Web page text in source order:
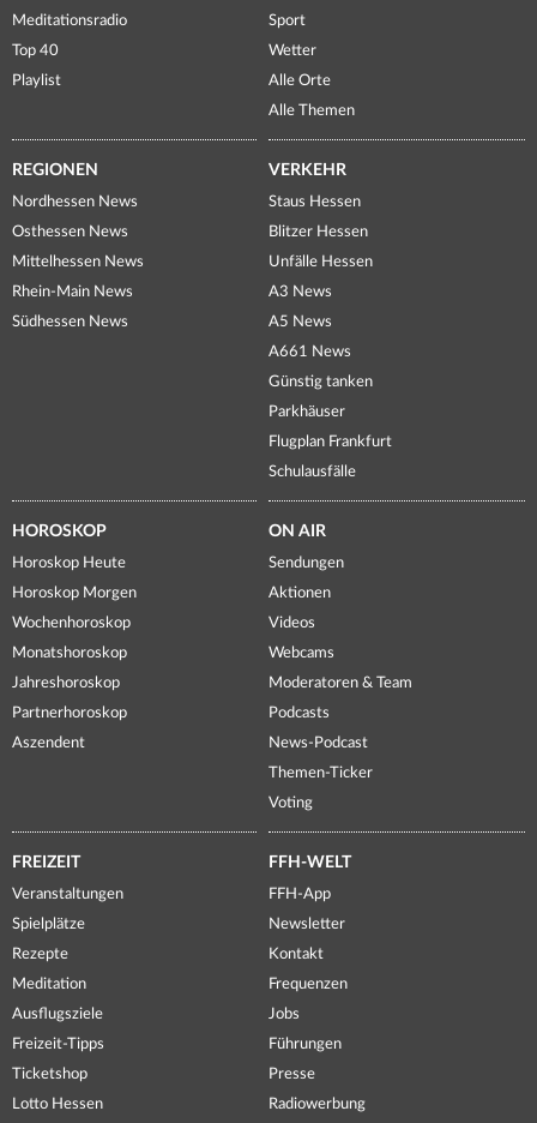
Meditationsradio
Top 40
Playlist
Sport
Wetter
Alle Orte
Alle Themen
REGIONEN
Nordhessen News
Osthessen News
Mittelhessen News
Rhein-Main News
Südhessen News
VERKEHR
Staus Hessen
Blitzer Hessen
Unfälle Hessen
A3 News
A5 News
A661 News
Günstig tanken
Parkhäuser
Flugplan Frankfurt
Schulausfälle
HOROSKOP
Horoskop Heute
Horoskop Morgen
Wochenhoroskop
Monatshoroskop
Jahreshoroskop
Partnerhoroskop
Aszendent
ON AIR
Sendungen
Aktionen
Videos
Webcams
Moderatoren & Team
Podcasts
News-Podcast
Themen-Ticker
Voting
FREIZEIT
Veranstaltungen
Spielplätze
Rezepte
Meditation
Ausflugsziele
Freizeit-Tipps
Ticketshop
Lotto Hessen
FFH-WELT
FFH-App
Newsletter
Kontakt
Frequenzen
Jobs
Führungen
Presse
Radiowerbung